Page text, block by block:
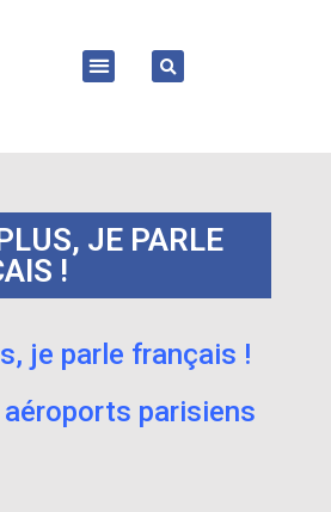
JE PARLE
!
je parle français !
parisiens